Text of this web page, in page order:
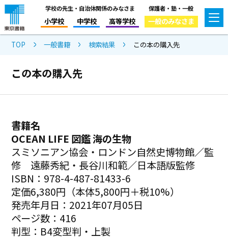
学校の先生・自治体関係のみなさま
小学校 中学校 高等学校
保護者・塾・一般
一般のみなさま
TOP 一般書籍 検索結果 この本の購入先
この本の購入先
書籍名
OCEAN LIFE 図鑑 海の生物
スミソニアン協会・ロンドン自然史博物館／監
修 遠藤秀紀・長谷川和範／日本語版監修
ISBN：978-4-487-81433-6
定価6,380円（本体5,800円＋税10%）
発売年月日：2021年07月05日
ページ数：416
判型：B4変型判・上製